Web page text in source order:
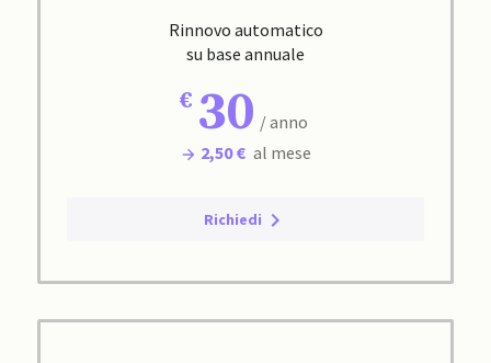
Rinnovo automatico
su base annuale
30 / anno
2,50 € al mese
Richiedi